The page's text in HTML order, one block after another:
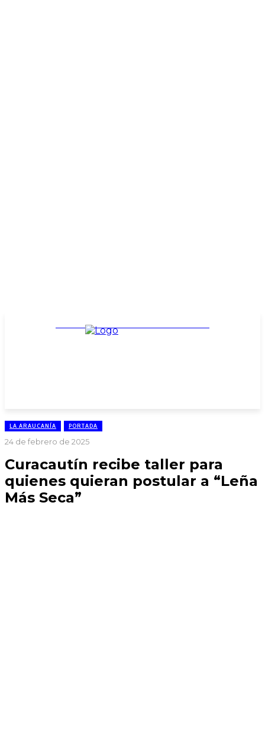
TARIFARIO ELECCIONES 2025
LA ARAUCANÍA PORTADA
24 de febrero de 2025
Curacautín recibe taller para
quienes quieran postular a “Leña
Más Seca”